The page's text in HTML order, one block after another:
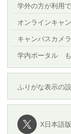
学外の方が利用
オンラインキャ
キャンパスカメラ
学内ポータル
ふりがな表示の
X日本語版